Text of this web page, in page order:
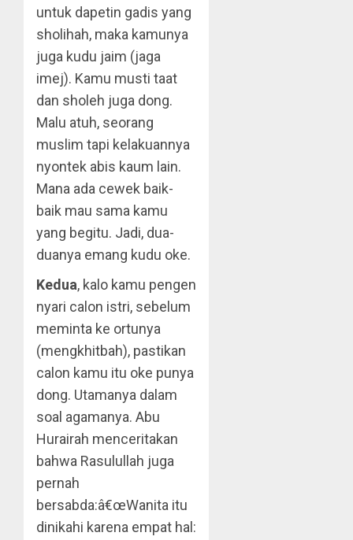
untuk dapetin gadis yang
sholihah, maka kamunya
juga kudu jaim (jaga
imej). Kamu musti taat
dan sholeh juga dong.
Malu atuh, seorang
muslim tapi kelakuannya
nyontek abis kaum lain.
Mana ada cewek baik-
baik mau sama kamu
yang begitu. Jadi, dua-
duanya emang kudu oke.
Kedua, kalo kamu pengen
nyari calon istri, sebelum
meminta ke ortunya
(mengkhitbah), pastikan
calon kamu itu oke punya
dong. Utamanya dalam
soal agamanya. Abu
Hurairah menceritakan
bahwa Rasulullah juga
pernah
bersabda:â€œWanita itu
dinikahi karena empat hal: